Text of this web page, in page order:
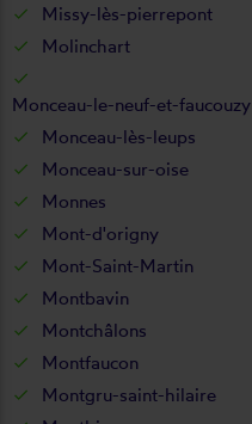
Missy-lès-pierrepont
Molinchart
Monceau-le-neuf-et-faucouzy
Monceau-lès-leups
Monceau-sur-oise
Monnes
Mont-d'origny
Mont-Saint-Martin
Montbavin
Montchâlons
Montfaucon
Montgru-saint-hilaire